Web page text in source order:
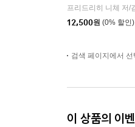
12,500원 (0% 할인)
검색 페이지에서
이 상품의 이